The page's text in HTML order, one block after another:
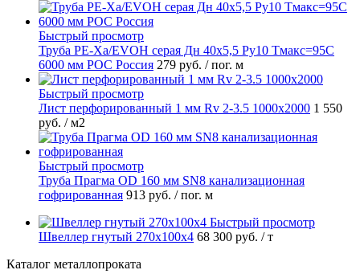
Быстрый просмотр
Труба PE-Xa/EVOH серая Дн 40х5,5 Ру10 Тмакс=95C
6000 мм РОС Россия 279 руб. / пог. м
Быстрый просмотр
Лист перфорированный 1 мм Rv 2-3.5 1000х2000 1 550
руб. / м2
Быстрый просмотр
Труба Прагма OD 160 мм SN8 канализационная
гофрированная 913 руб. / пог. м
Быстрый просмотр
Швеллер гнутый 270х100х4 68 300 руб. / т
Каталог металлопроката